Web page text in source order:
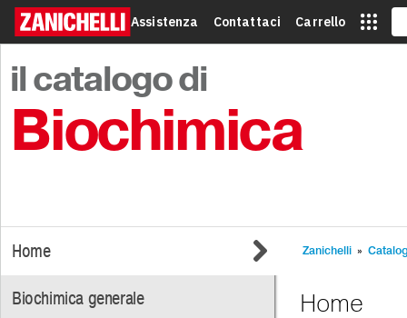
Assistenza Contattaci Carrello
il catalogo di
Biochimica
Home
Biochimica generale
Zanichelli »
Home